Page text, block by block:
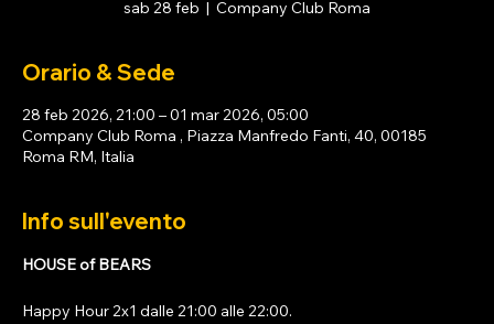
sab 28 feb
  |
Company Club Roma
Orario & Sede
28 feb 2026, 21:00 – 01 mar 2026, 05:00
Company Club Roma , Piazza Manfredo Fanti, 40, 00185
Roma RM, Italia
Info sull'evento
HOUSE of BEARS
Happy Hour 2x1 dalle 21:00 alle 22:00.